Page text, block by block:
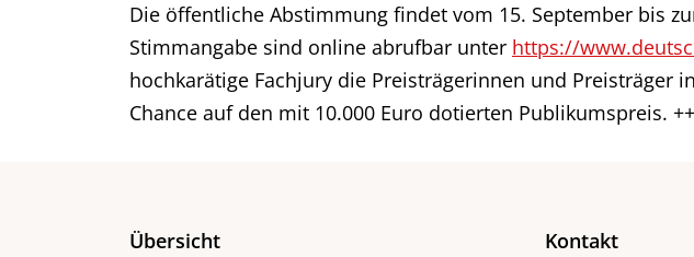
Die öffentliche Abstimmung findet vom 15. September bis
Stimmangabe sind online abrufbar unter https://
hochkarätige Fachjury die Preisträgerinnen und
Chance auf den mit 10.000 Euro dotierten Publikumspreis.
Übersicht Kontakt